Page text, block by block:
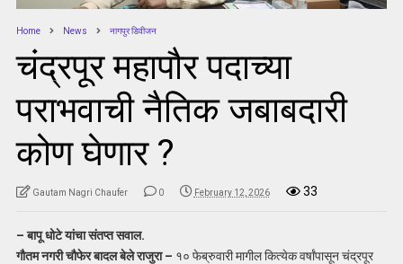
Home News नागपुर डिवीजन
चंद्रपूर महापौर पदाच्या
पराभवाची नैतिक जबाबदारी
कोण घेणार ?
Gautam Nagri Chaufer 0 February 12, 2026 33
– बापू धोटे यांचा संतप्त सवाल.
गौतम नगरी चौफेर बादल बेले राजुरा – १० फेब्रुवारी मागील कित्येक वर्षांपासून चंद्रपूर